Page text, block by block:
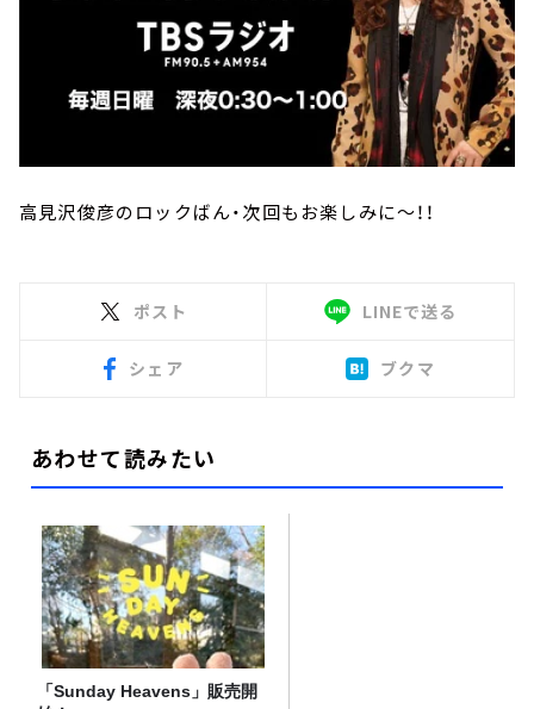
高見沢俊彦のロックばん・次回もお楽しみに～！！
ポスト LINEで送る
シェア ブクマ
あわせて読みたい
「Sunday Heavens」販売開